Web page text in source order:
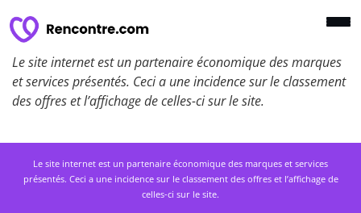
Le site internet est un partenaire économique des marques
et services présentés. Ceci a une incidence sur le classement
des offres et l’affichage de celles-ci sur le site.
Le site internet est un partenaire économique des marques et services
présentés. Ceci a une incidence sur le classement des offres et l’affichage de
celles-ci sur le site.